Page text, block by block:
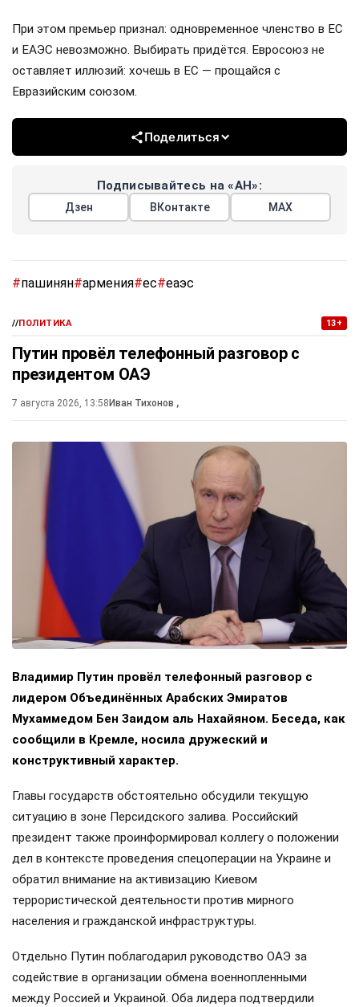
При этом премьер признал: одновременное членство в ЕС
и ЕАЭС невозможно. Выбирать придётся. Евросоюз не
оставляет иллюзий: хочешь в ЕС — прощайся с
Евразийским союзом.
Поделиться
Подписывайтесь на «АН»:
Дзен ВКонтакте МАХ
#пашинян#армения#ес#еаэс
//ПОЛИТИКА 13+
Путин провёл телефонный разговор с
президентом ОАЭ
7 августа 2026, 13:58 Иван Тихонов ,
Владимир Путин провёл телефонный разговор с
лидером Объединённых Арабских Эмиратов
Мухаммедом Бен Заидом аль Нахайяном. Беседа, как
сообщили в Кремле, носила дружеский и
конструктивный характер.
Главы государств обстоятельно обсудили текущую
ситуацию в зоне Персидского залива. Российский
президент также проинформировал коллегу о положении
дел в контексте проведения спецоперации на Украине и
обратил внимание на активизацию Киевом
террористической деятельности против мирного
населения и гражданской инфраструктуры.
Отдельно Путин поблагодарил руководство ОАЭ за
содействие в организации обмена военнопленными
между Россией и Украиной. Оба лидера подтвердили